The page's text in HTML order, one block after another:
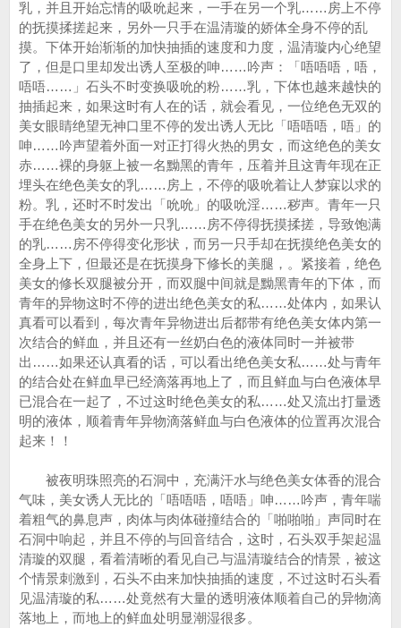
乳，并且开始忘情的吸吮起来，一手在另一个乳……房上不停
的抚摸揉搓起来，另外一只手在温清璇的娇体全身不停的乱
摸。下体开始渐渐的加快抽插的速度和力度，温清璇内心绝望
了，但是口里却发出诱人至极的呻……吟声：「唔唔唔，唔，
唔唔……」石头不时变换吸吮的粉……乳，下体也越来越快的
抽插起来，如果这时有人在的话，就会看见，一位绝色无双的
美女眼睛绝望无神口里不停的发出诱人无比「唔唔唔，唔」的
呻……吟声望着外面一对正打得火热的男女，而这绝色的美女
赤……裸的身躯上被一名黝黑的青年，压着并且这青年现在正
埋头在绝色美女的乳……房上，不停的吸吮着让人梦寐以求的
粉。乳，还时不时发出「吮吮」的吸吮淫……秽声。青年一只
手在绝色美女的另外一只乳……房不停得抚摸揉搓，导致饱满
的乳……房不停得变化形状，而另一只手却在抚摸绝色美女的
全身上下，但最还是在抚摸身下修长的美腿，。紧接着，绝色
美女的修长双腿被分开，而双腿中间就是黝黑青年的下体，而
青年的异物这时不停的进出绝色美女的私……处体内，如果认
真看可以看到，每次青年异物进出后都带有绝色美女体内第一
次结合的鲜血，并且还有一丝奶白色的液体同时一并被带
出……如果还认真看的话，可以看出绝色美女私……处与青年
的结合处在鲜血早已经滴落再地上了，而且鲜血与白色液体早
已混合在一起了，不过这时绝色美女的私……处又流出打量透
明的液体，顺着青年异物滴落鲜血与白色液体的位置再次混合
起来！！
被夜明珠照亮的石洞中，充满汗水与绝色美女体香的混合
气味，美女诱人无比的「唔唔唔，唔唔」呻……吟声，青年喘
着粗气的鼻息声，肉体与肉体碰撞结合的「啪啪啪」声同时在
石洞中响起，并且不停的与回音结合，这时，石头双手架起温
清璇的双腿，看着清晰的看见自己与温清璇结合的情景，被这
个情景刺激到，石头不由来加快抽插的速度，不过这时石头看
见温清璇的私……处竟然有大量的透明液体顺着自己的异物滴
落地上，而地上的鲜血处明显潮湿很多。